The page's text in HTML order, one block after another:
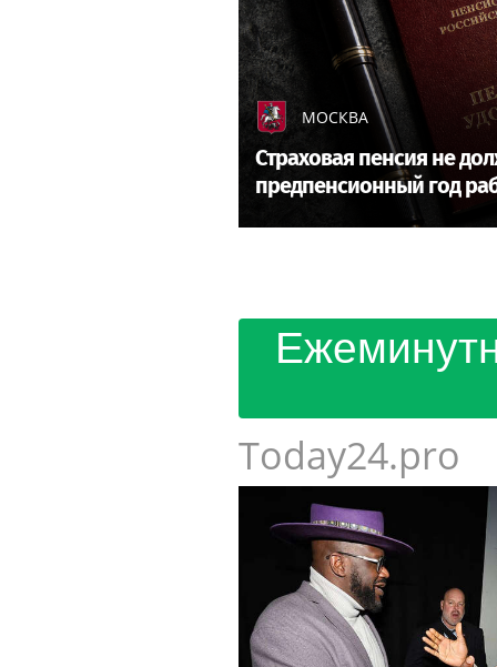
МОСКВА
Страховая пенсия не
предпенсионный год
Today24.pro